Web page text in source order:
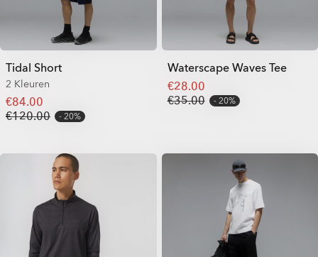
Tidal Short
2 Kleuren
€84.00
€120.00
20%
Waterscape Waves Tee
€28.00
€35.00
20%